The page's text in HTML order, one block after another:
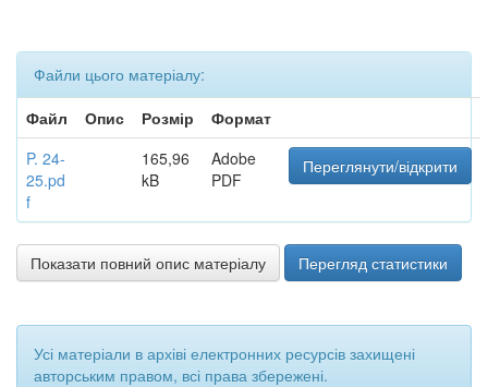
Файли цього матеріалу:
Файл
Опис Розмір
Формат
P. 24-
25.pd
f
165,96
kB
Adobe
PDF
Переглянути/відкрити
Показати повний опис матеріалу Перегляд статистики
Усі матеріали в архіві електронних ресурсів захищені
авторським правом, всі права збережені.